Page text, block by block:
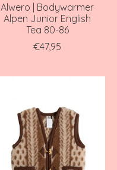
Alwero | Bodywarmer
Alpen Junior English
Tea 80-86
€47,95